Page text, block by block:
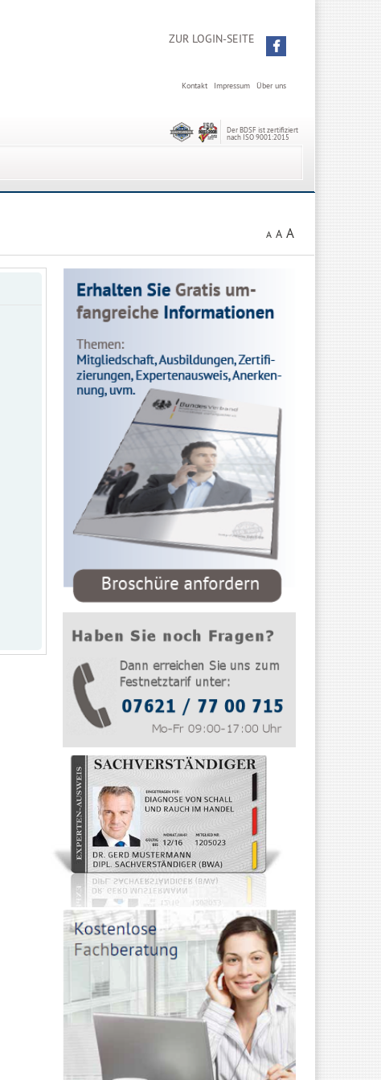
ZUR LOGIN-SEITE
Über uns
Impressum
Kontakt
Der BDSF ist zertifiziert
nach ISO 9001:2015
A A A